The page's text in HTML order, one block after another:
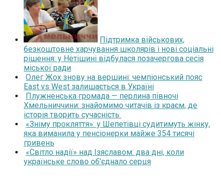
Підтримка військових,
безкоштовне харчування школярів і нові соціальні
рішення: у Нетішині відбулася позачергова сесія
міської ради
Олег Жох знову на вершині: чемпіонський пояс
East vs West залишається в Україні
Плужненська громада — перлина півночі
Хмельниччини: знайомимо читачів із краєм, де
історія творить сучасність
«Зніму прокляття»: у Шепетівці судитимуть жінку,
яка виманила у пенсіонерки майже 354 тисячі
гривень
«Світло надії» над Ізяславом: два дні, коли
українське слово об’єднало серця